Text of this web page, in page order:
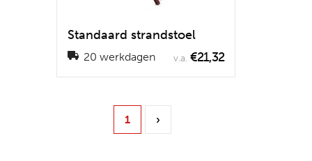
Standaard strandstoel
20 werkdagen v.a. €21,32
1 ›